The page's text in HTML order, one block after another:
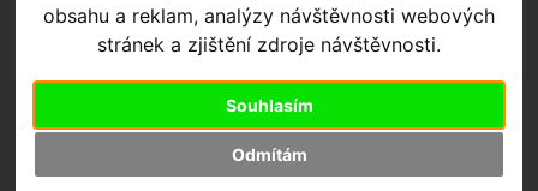
obsahu a reklam, analýzy návštěvnosti webových
stránek a zjištění zdroje návštěvnosti.
Souhlasím
Odmítám
ZTRATILI
SKLADEM V OLOMOUCI
Seřadit podle:
Názvu